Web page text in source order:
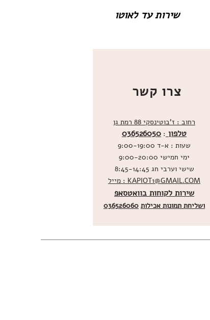
שירות עד לאוטו
צרו קשר
רחוב : ז'בוטינסקי 88 רמת גן
טלפון :
036526050
שעות : א-ד 9:00-19:00
ימי חמישי 9:00-20:00
שישי וערבי חג 8:45-14:45
מייל : KAPIOT1@GMAIL.COM
שירות לקוחות בוואטסאפ
ושליחת תמונות אכילות 036526060